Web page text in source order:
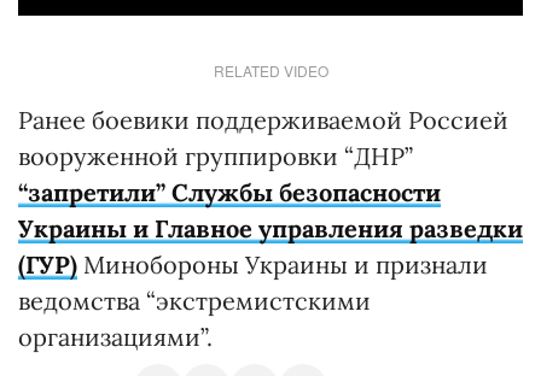
RELATED VIDEO
Ранее боевики поддерживаемой Россией
вооруженной группировки “ДНР”
“запретили” Службы безопасности
Украины и Главное управления разведки
(ГУР) Минобороны Украины и признали
ведомства “экстремистскими
организациями”.